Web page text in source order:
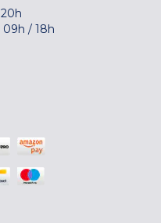
20h
09h / 18h